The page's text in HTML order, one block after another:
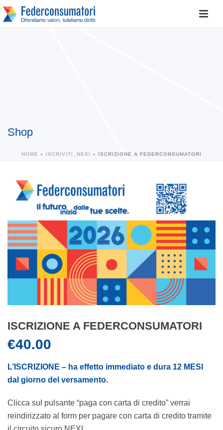
Shop
HOME » ISCRIVITI_NEXI » ISCRIZIONE A FEDERCONSUMATORI
ISCRIZIONE A FEDERCONSUMATORI
€40.00
L’ISCRIZIONE – ha effetto immediato e dura 12 MESI
dal giorno del versamento.
Clicca sul pulsante “paga con carta di credito” verrai
reindirizzato al form per pagare con carta di credito tramite